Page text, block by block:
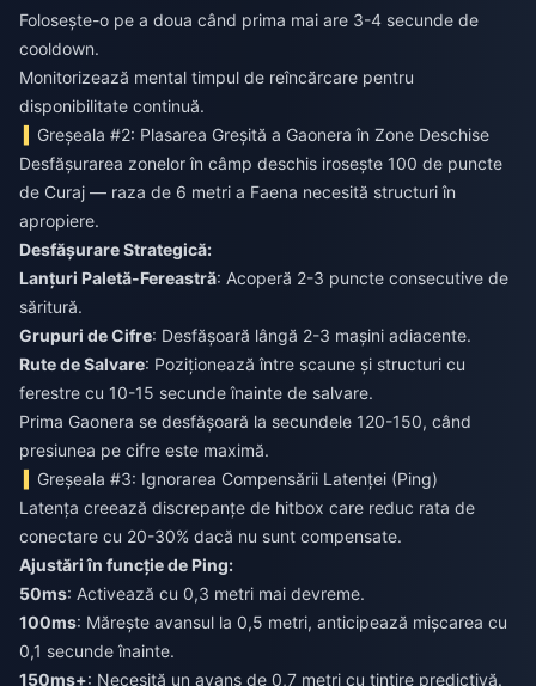
Folosește-o pe a doua când prima mai are 3-4 secunde de
cooldown.
Monitorizează mental timpul de reîncărcare pentru
disponibilitate continuă.
Greșeala #2: Plasarea Greșită a Gaonera în Zone Deschise
Desfășurarea zonelor în câmp deschis irosește 100 de puncte
de Curaj — raza de 6 metri a Faena necesită structuri în
apropiere.
Desfășurare Strategică:
Lanțuri Paletă-Fereastră: Acoperă 2-3 puncte consecutive de
săritură.
Grupuri de Cifre: Desfășoară lângă 2-3 mașini adiacente.
Rute de Salvare: Poziționează între scaune și structuri cu
ferestre cu 10-15 secunde înainte de salvare.
Prima Gaonera se desfășoară la secundele 120-150, când
presiunea pe cifre este maximă.
Greșeala #3: Ignorarea Compensării Latenței (Ping)
Latența creează discrepanțe de hitbox care reduc rata de
conectare cu 20-30% dacă nu sunt compensate.
Ajustări în funcție de Ping:
50ms: Activează cu 0,3 metri mai devreme.
100ms: Mărește avansul la 0,5 metri, anticipează mișcarea cu
0,1 secunde înainte.
150ms+: Necesită un avans de 0,7 metri cu țintire predictivă.